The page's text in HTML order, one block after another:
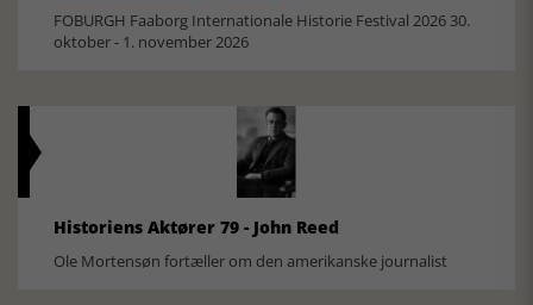
FOBURGH Faaborg Internationale Historie Festival 2026 30.
oktober - 1. november 2026
Historiens Aktører 79 - John Reed
Ole Mortensøn fortæller om den amerikanske journalist